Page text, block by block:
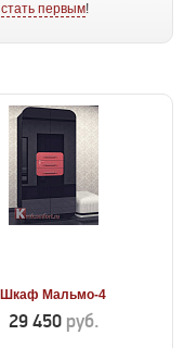
стать первым!
Шкаф Мальмо-4
29 450 руб.